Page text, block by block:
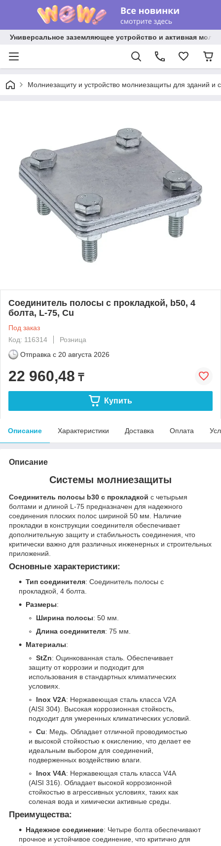
Универсальное заземляющее устройство и активная
Молниезащиту и устройство молниезащиты для зданий и
Соединитель полосы с прокладкой, b50, 4
болта, L-75, Cu
Под заказ
Код: 116314
Розница
Отправка с 20 августа 2026
22 960,48 ₸
Купить
Описание Характеристики Доставка Оплата
Описание
Системы молниезащиты
Соединитель полосы b30 с прокладкой с четырьмя
болтами и длиной L-75 предназначен для надежного
соединения плоских полос шириной 50 мм. Наличие
прокладки в конструкции соединителя обеспечивает
дополнительную защиту и стабильность соединения, что
критически важно для различных инженерных и строительных
приложений.
Основные характеристики:
Тип соединителя: Соединитель полосы с
прокладкой, 4 болта.
Размеры:
Ширина полосы: 50 мм.
Длина соединителя: 75 мм.
Материалы:
StZn: Оцинкованная сталь. Обеспечивает
защиту от коррозии и подходит для
использования в стандартных климатических
условиях.
Inox V2A: Нержавеющая сталь класса V2A
(AISI 304). Высокая коррозионная стойкость,
подходит для умеренных климатических условий.
Cu: Медь. Обладает отличной проводимостью
и высокой стойкостью к окислению, что делает ее
идеальным выбором для соединений,
подверженных воздействию влаги.
Inox V4A: Нержавеющая сталь класса V4A
(AISI 316). Обладает высокой коррозионной
стойкостью в агрессивных условиях, таких как
соленая вода и химически активные среды.
Преимущества:
Надежное соединение: Четыре болта обеспечивают
прочное и устойчивое соединение, что критично для